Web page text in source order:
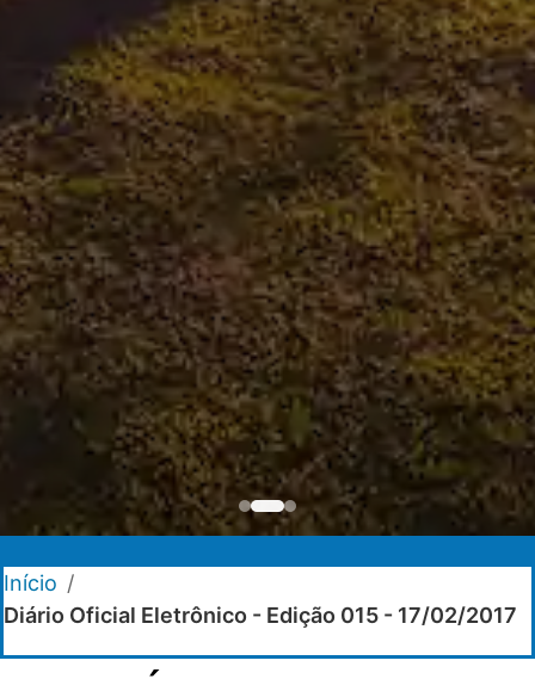
Início /
Diário Oficial Eletrônico - Edição 015 - 17/02/2017